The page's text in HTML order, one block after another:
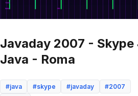
Javaday 2007 - Skype
Java - Roma
#java #skype #javaday
#2007